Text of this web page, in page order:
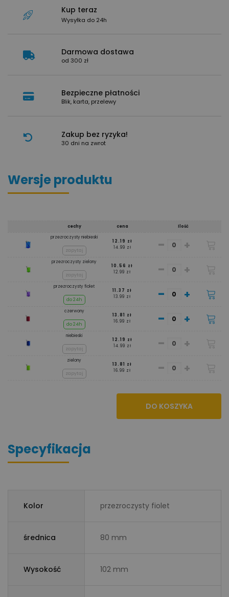
Kup teraz
Wysyłka do 24h
Darmowa dostawa
od 300 zł
Bezpieczne płatności
Blik, karta, przelewy
Zakup bez ryzyka!
30 dni na zwrot
Wersje produktu
cechy cena
Ilość
przezroczysty niebieski
zapytaj
12.19 zł
14.99 zł
- +
przezroczysty zielony
zapytaj
10.56 zł
12.99 zł
- +
przezroczysty fiolet
do 24h
11.37 zł
13.99 zł
- +
czerwony
do 24h
13.81 zł
16.99 zł
- +
niebieski
zapytaj
12.19 zł
14.99 zł
- +
zielony
zapytaj
13.81 zł
16.99 zł
- +
DO KOSZYKA
Specyfikacja
Kolor przezroczysty fiolet
średnica 80 mm
Wysokość 102 mm